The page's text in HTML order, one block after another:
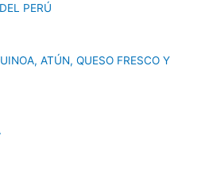
PERÚ
ATÚN, QUESO FRESCO Y